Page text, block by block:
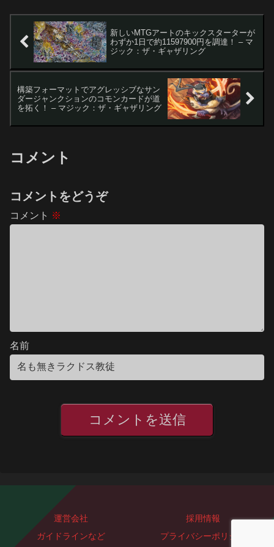
新しいMTGアートのキックスターターが
わずか1日で約11597900円を調達！ – マ
ジック：ザ・ギャザリング
構築フォーマットでアグレッシブなサン
ダージャンクションのコモンカードが道
を拓く！ – マジック：ザ・ギャザリング
コメント
コメントをどうぞ
コメント ※
名前
運営会社
採用情報
ガイドラインなど
プライバシーポリシー